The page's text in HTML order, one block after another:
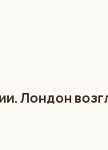
Лондон